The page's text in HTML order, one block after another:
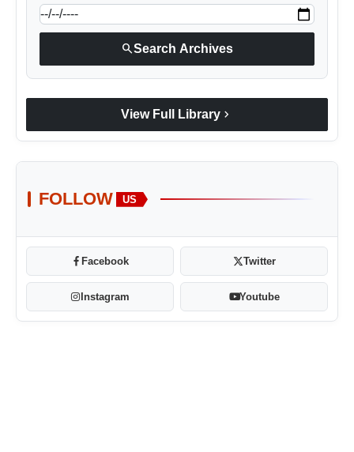
searchSearch Archives
View Full Library chevron_right
FOLLOW US
Facebook Twitter
Instagram Youtube